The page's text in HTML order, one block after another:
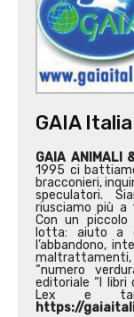
GAIA Italia
GAIA ANIMALI
1995 ci
bracconieri,
speculatori.
riusciamo più a
Con un piccolo
lotta: aiuto a
l’abbandono,
“numero
editoriale “I libri
Lex e
https://